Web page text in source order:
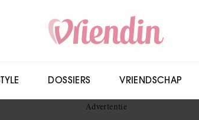
DOSSIERS VRIENDSCHAP